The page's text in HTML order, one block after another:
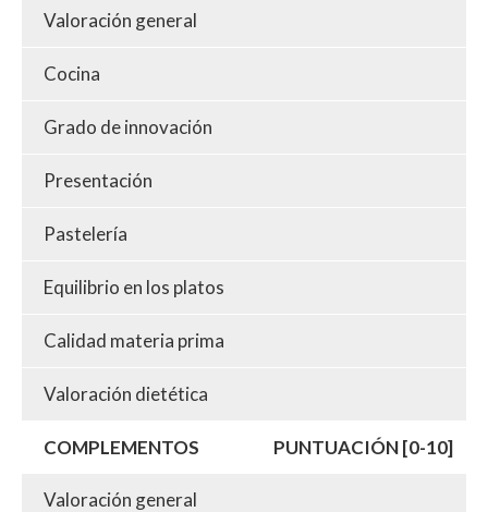
Valoración general
Cocina
Grado de innovación
Presentación
Pastelería
Equilibrio en los platos
Calidad materia prima
Valoración dietética
COMPLEMENTOS PUNTUACIÓN [0-10]
Valoración general